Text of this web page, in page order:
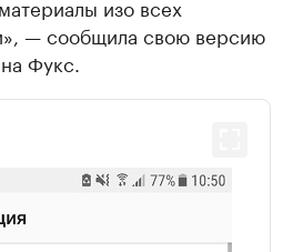
изо всех
— сообщила свою версию
Фукс.